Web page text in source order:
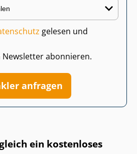
ein kostenloses
gelesen und
abonnieren.
anfragen